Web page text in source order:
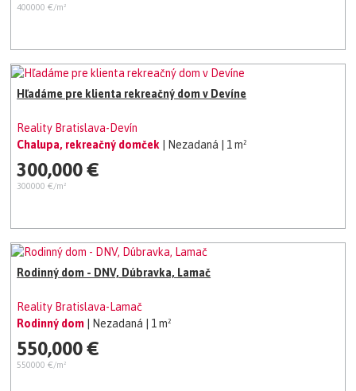
400000 €/m²
Hľadáme pre klienta rekreačný dom v Devíne
Reality Bratislava-Devín
Chalupa, rekreačný domček
| Nezadaná | 1 m²
300,000 €
300000 €/m²
Rodinný dom - DNV, Dúbravka, Lamač
Reality Bratislava-Lamač
Rodinný dom
| Nezadaná | 1 m²
550,000 €
550000 €/m²